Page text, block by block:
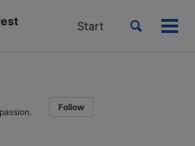
Start
Toggle
Follow